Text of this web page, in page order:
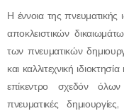
Η έννοια της πνευματικής
αποκλειστικών
των πνευματικών
και καλλιτεχνική
επίκεντρο σχεδόν
πνευματικές